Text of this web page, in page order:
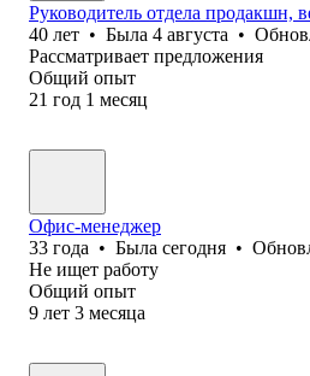
Руководитель отдела продакшн,
40 лет • Была 4 августа •
Рассматривает предложения
Общий опыт
21 год 1 месяц
Офис-менеджер
33 года • Была сегодня •
Не ищет работу
Общий опыт
9 лет 3 месяца